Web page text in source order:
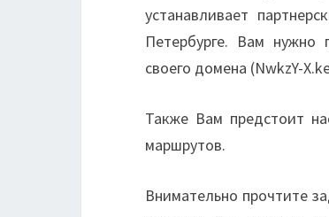
устанавливает
Петербурге. Вам нужно
своего домена (NwkzY-
Также Вам предстоит
маршрутов.
Внимательно прочтите